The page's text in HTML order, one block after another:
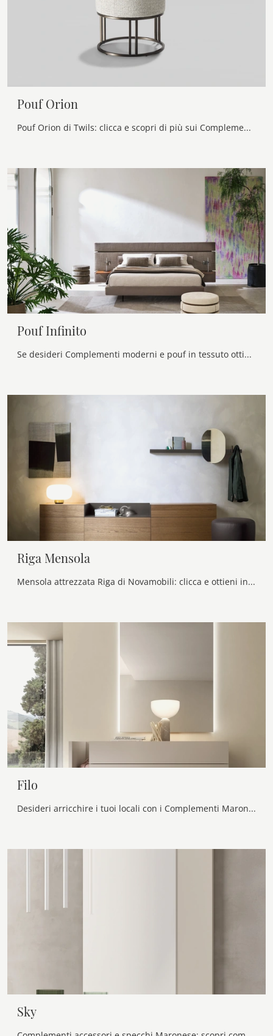
Pouf Orion
Pouf Orion di Twils: clicca e scopri di più sui Complementi e pouf moderni in tessuto del noto e rinomato brand!
Pouf Infinito
Se desideri Complementi moderni e pouf in tessuto ottieni informazioni sul modello Pouf Infinito dell'azienda Twils.
Riga Mensola
Mensola attrezzata Riga di Novamobili: clicca e ottieni informazioni sui Complementi e mensole moderni in laccato del noto e rinomato marchio!
Filo
Desideri arricchire i tuoi locali con i Complementi Maronese? Eccoti molteplici modelli di specchi senza cornice come Filo.
Sky